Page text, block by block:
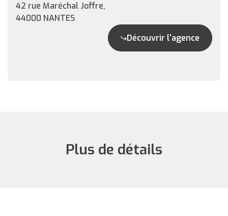
42 rue Maréchal Joffre,
44000 NANTES
Découvrir l'agence
Plus de détails